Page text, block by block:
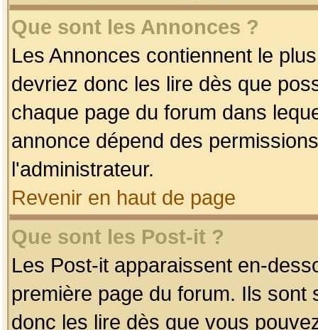
Que sont les Annonces ?
Les Annonces contiennent le
devriez donc les lire dès que
chaque page du forum dans
annonce dépend des
l'administrateur.
Revenir en haut de page
Que sont les Post-it ?
Les Post-it apparaissent en-
première page du forum. Ils
donc les lire dès que vous